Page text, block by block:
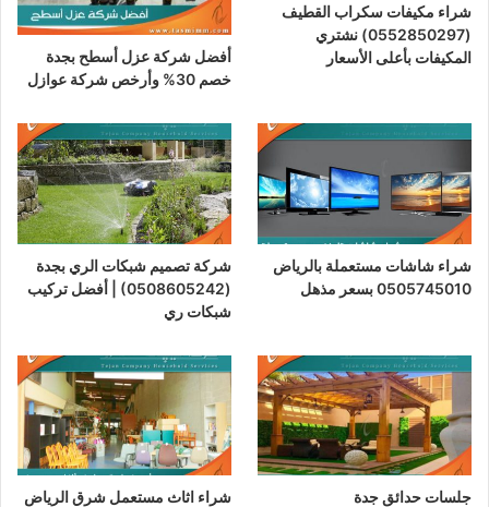
شراء مكيفات سكراب القطيف
(0552850297) نشتري
المكيفات بأعلى الأسعار
أفضل شركة عزل أسطح بجدة
خصم 30% وأرخص شركة عوازل
شراء شاشات مستعملة بالرياض
0505745010 بسعر مذهل
شركة تصميم شبكات الري بجدة
(0508605242) | أفضل تركيب
شبكات ري
جلسات حدائق جدة
شراء اثاث مستعمل شرق الرياض